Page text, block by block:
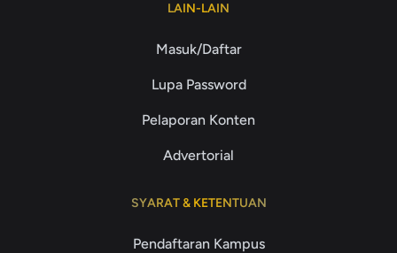
LAIN-LAIN
Masuk/Daftar
Lupa Password
Pelaporan Konten
Advertorial
SYARAT & KETENTUAN
Pendaftaran Kampus